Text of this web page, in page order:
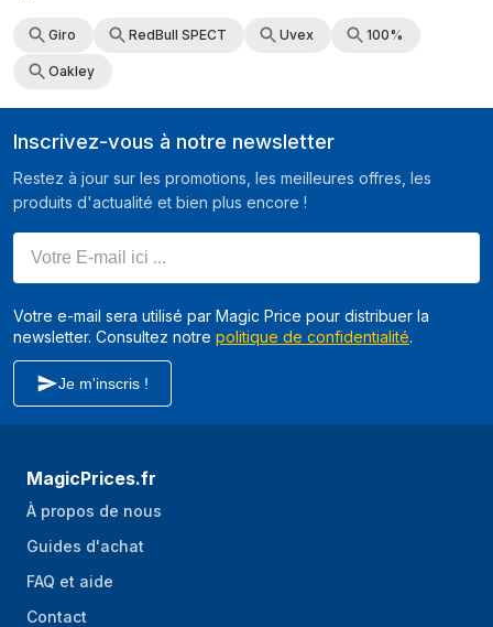
Giro RedBull SPECT Uvex 100%
Oakley
Inscrivez-vous à notre newsletter
Restez à jour sur les promotions, les meilleures offres, les
produits d'actualité et bien plus encore !
Votre e-mail sera utilisé par Magic Price pour distribuer la
newsletter. Consultez notre politique de confidentialité.
Je m'inscris !
MagicPrices.fr
À propos de nous
Guides d'achat
FAQ et aide
Contact